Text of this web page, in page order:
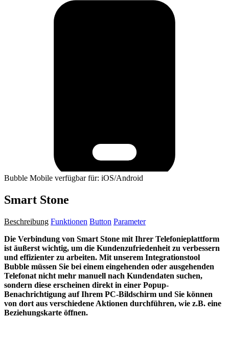
Bubble Mobile verfügbar für: iOS/Android
Smart Stone
Beschreibung Funktionen Button Parameter
Die Verbindung von Smart Stone mit Ihrer Telefonieplattform
ist äußerst wichtig, um die Kundenzufriedenheit zu verbessern
und effizienter zu arbeiten. Mit unserem Integrationstool
Bubble müssen Sie bei einem eingehenden oder ausgehenden
Telefonat nicht mehr manuell nach Kundendaten suchen,
sondern diese erscheinen direkt in einer Popup-
Benachrichtigung auf Ihrem PC-Bildschirm und Sie können
von dort aus verschiedene Aktionen durchführen, wie z.B. eine
Beziehungskarte öffnen.